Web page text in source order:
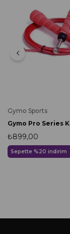
Gymo Sports
₺899,00
Sepette %20 indirim